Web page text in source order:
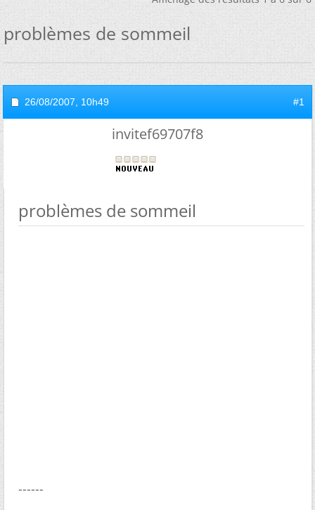
problèmes de sommeil
26/08/2007, 10h49 #1
invitef69707f8
problèmes de sommeil
------